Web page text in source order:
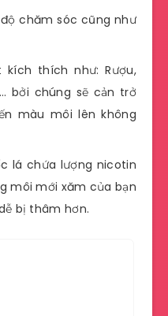
chăm sóc cũng như
kích thích như: Rượu,
bởi chúng sẽ cản trở
màu môi lên không
lá chứa lượng nicotin
môi mới xăm của bạn
bị thâm hơn.